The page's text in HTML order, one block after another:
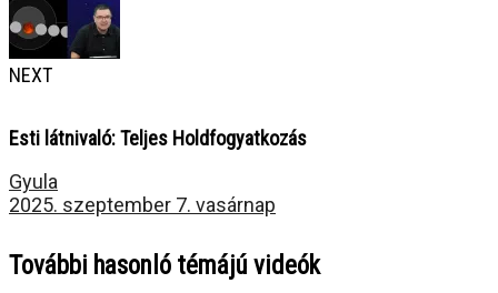
NEXT
Esti látnivaló: Teljes Holdfogyatkozás
Gyula
2025. szeptember 7. vasárnap
További hasonló témájú videók